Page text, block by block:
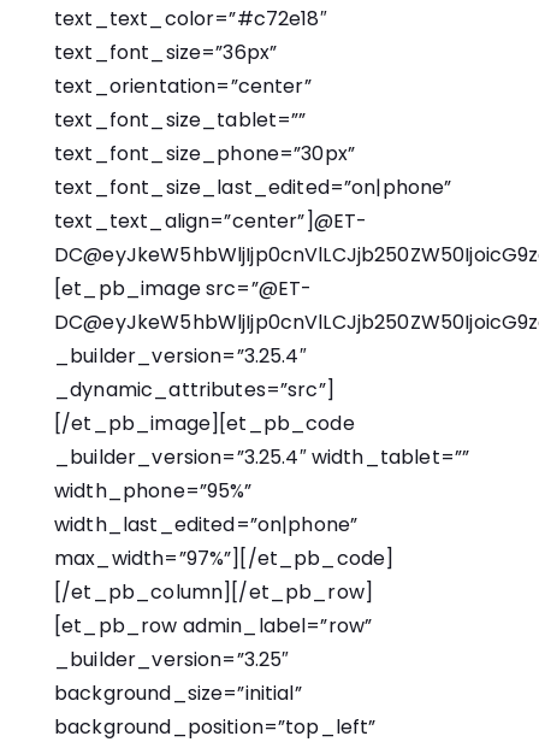
text_text_color=”#c72e18″
text_font_size=”36px”
text_orientation=”center”
text_font_size_tablet=””
text_font_size_phone=”30px”
text_font_size_last_edited=”on|phone”
text_text_align=”center”]@ET-
[et_pb_image src=”@ET-
_builder_version=”3.25.4″
_dynamic_attributes=”src”]
[/et_pb_image][et_pb_code
_builder_version=”3.25.4″ width_tablet=””
width_phone=”95%”
width_last_edited=”on|phone”
max_width=”97%”] [/et_pb_code]
[/et_pb_column][/et_pb_row]
[et_pb_row admin_label=”row”
_builder_version=”3.25″
background_size=”initial”
background_position=”top_left”